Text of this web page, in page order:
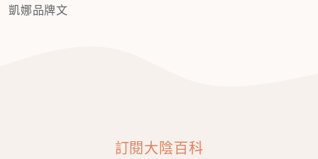
凱娜品牌文
訂閱大陰百科